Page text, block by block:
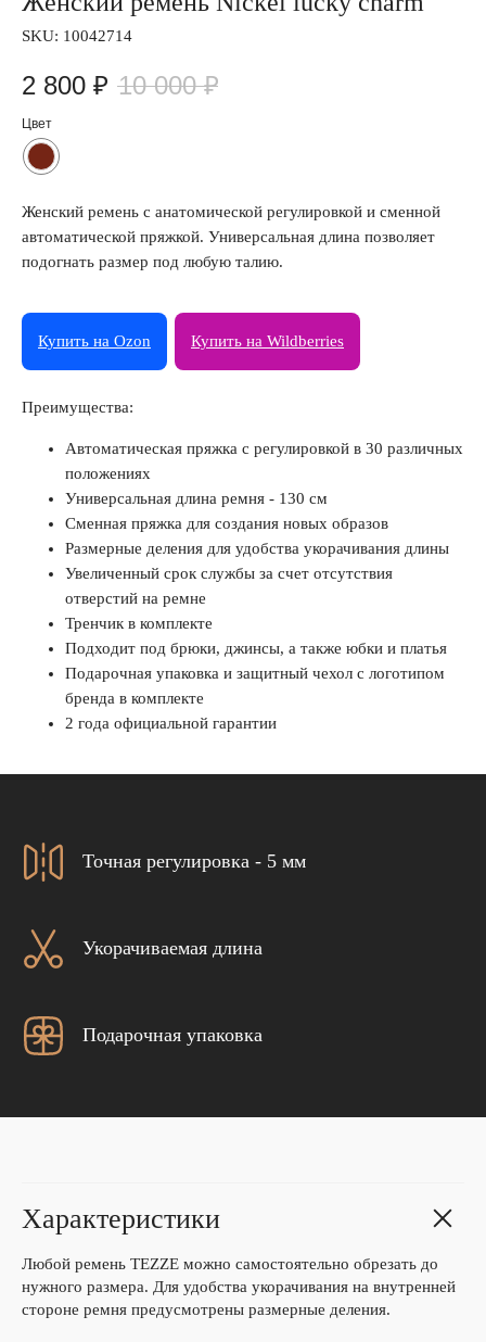
SKU: 10042714
2 800 ₽ 10 000 ₽
Цвет
Женский ремень с анатомической регулировкой и сменной
автоматической пряжкой. Универсальная длина позволяет
подогнать размер под любую талию.
Купить на Ozon Купить на Wildberries
Преимущества:
Автоматическая пряжка с регулировкой в 30 различных
положениях
Универсальная длина ремня - 130 см
Сменная пряжка для создания новых образов
Размерные деления для удобства укорачивания длины
Увеличенный срок службы за счет отсутствия
отверстий на ремне
Тренчик в комплекте
Подходит под брюки, джинсы, а также юбки и платья
Подарочная упаковка и защитный чехол с логотипом
бренда в комплекте
2 года официальной гарантии
Точная регулировка - 5 мм
Укорачиваемая длина
Подарочная упаковка
Характеристики
Любой ремень TEZZE можно самостоятельно обрезать до
нужного размера. Для удобства укорачивания на внутренней
стороне ремня предусмотрены размерные деления.